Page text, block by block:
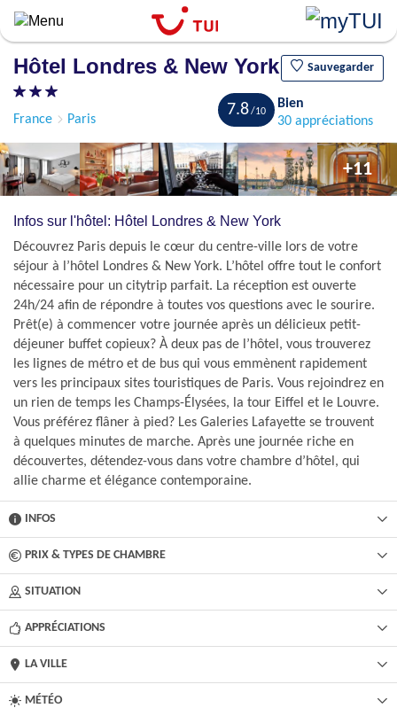
Aller
au
principal
Hôtel Londres & New York Sauvegarder
France Paris
7.8
Bien
30 appréciations
+11
Infos sur l'hôtel: Hôtel Londres & New York
Découvrez Paris depuis le cœur du centre-ville lors de votre
séjour à l’hôtel Londres & New York. L’hôtel offre tout le confort
nécessaire pour un citytrip parfait. La réception est ouverte
24h/24 afin de répondre à toutes vos questions avec le sourire.
Prêt(e) à commencer votre journée après un délicieux petit-
déjeuner buffet copieux? À deux pas de l’hôtel, vous trouverez
les lignes de métro et de bus qui vous emmènent rapidement
vers les principaux sites touristiques de Paris. Vous rejoindrez en
un rien de temps les Champs-Élysées, la tour Eiffel et le Louvre.
Vous préférez flâner à pied? Les Galeries Lafayette se trouvent
à quelques minutes de marche. Après une journée riche en
découvertes, détendez-vous dans votre chambre d’hôtel, qui
allie charme et élégance contemporaine.
INFOS
PRIX & TYPES DE CHAMBRE
SITUATION
APPRÉCIATIONS
LA VILLE
MÉTÉO